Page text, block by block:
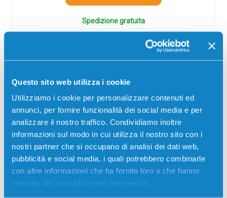
Questo sito web utilizza i cookie
Utilizziamo i cookie per personalizzare contenuti ed
annunci, per fornire funzionalità dei social media e per
analizzare il nostro traffico. Condividiamo inoltre
informazioni sul modo in cui utilizza il nostro sito con i
nostri partner che si occupano di analisi dei dati web,
pubblicità e social media, i quali potrebbero combinarle
con altre informazioni che ha fornito loro o che hanno
raccolto dal suo utilizzo dei loro servizi.
Spedizione gratuita
01 16 37 22
Più acquisti, più risparmi: Visita la pagina prodotto per
visualizzare l'offerta
-5%